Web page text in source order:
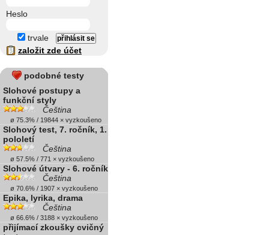
Heslo
trvale
založit zde účet
podobné testy
Slohové postupy a
funkční styly
Čeština
ø 75.3% / 19844 × vyzkoušeno
Slohový test, 7. ročník, 1.
pololetí
Čeština
ø 57.5% / 771 × vyzkoušeno
Slohové útvary - 6. ročník
Čeština
ø 70.6% / 1907 × vyzkoušeno
Epika, lyrika, drama
Čeština
ø 66.6% / 3188 × vyzkoušeno
přijímací zkoušky cvičný